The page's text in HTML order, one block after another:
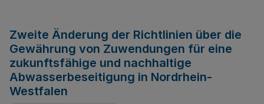
Zweite Änderung der Richtlinien über die
Gewährung von Zuwendungen für eine
zukunftsfähige und nachhaltige
Abwasserbeseitigung in Nordrhein-
Westfalen